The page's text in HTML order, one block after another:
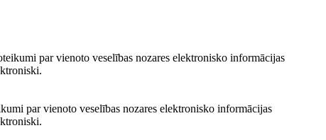
par vienoto veselības nozares elektronisko informācijas
par vienoto veselības nozares elektronisko informācijas